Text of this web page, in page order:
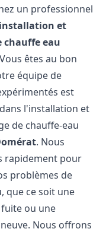
un professionnel
installation et
chauffe eau
êtes au bon
équipe de
est
l'installation et
de chauffe-eau
. Nous
rapidement pour
problèmes de
que ce soit une
ou une
Nous offrons